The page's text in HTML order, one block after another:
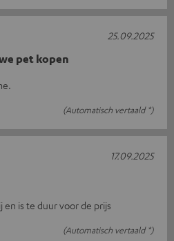
pet kopen
(Automatisch vertaald *)
25.09.2025
en is te duur voor de prijs
(Automatisch vertaald *)
17.09.2025